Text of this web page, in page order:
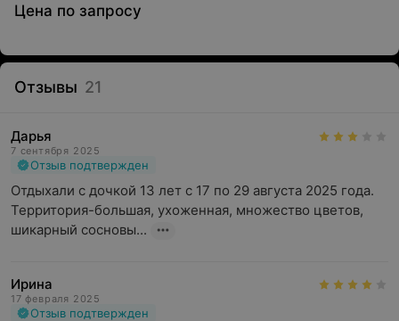
Цена по запросу
Отзывы 21
Дарья
7 сентября 2025
Отзыв подтвержден
Отдыхали с дочкой 13 лет с 17 по 29 августа 2025 года.
Территория-большая, ухоженная, множество цветов,
шикарный сосновы...
Ирина
17 февраля 2025
Отзыв подтвержден